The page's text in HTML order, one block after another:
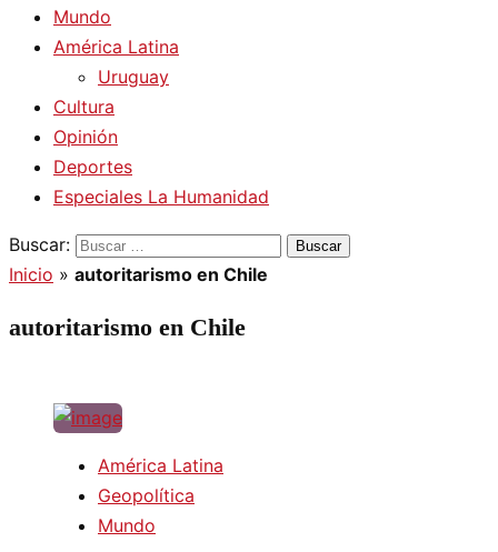
Mundo
América Latina
Uruguay
Cultura
Opinión
Deportes
Especiales La Humanidad
Buscar:
Inicio » autoritarismo en Chile
autoritarismo en Chile
América Latina
Geopolítica
Mundo